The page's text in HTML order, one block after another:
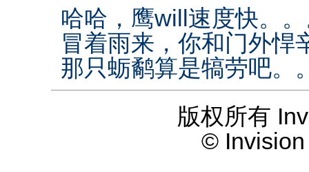
哈哈，鹰will速度快。
冒着雨来，你和门外悍
那只蛎鹬算是犒劳吧。
版权所有
©